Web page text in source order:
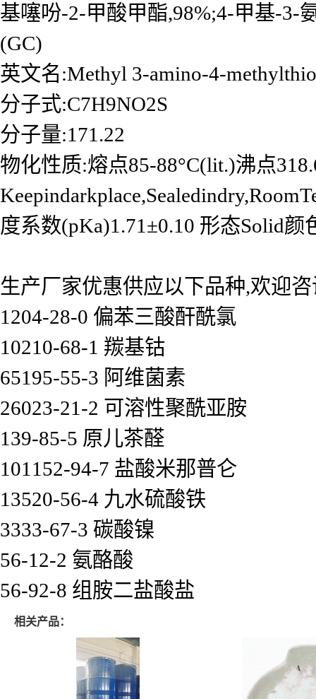
基噻吩-2-甲酸甲酯,98%;4-甲基-3-
(GC)
英文名:Methyl 3-amino-4-
分子式:C7H9NO2S
分子量:171.22
物化性质:熔点85-88°C(lit.)沸点
度系数(pKa)1.71±0.10 形态Solid
生产厂家优惠供应以下品种,欢迎
1204-28-0 偏苯三酸酐酰氯
10210-68-1 羰基钴
65195-55-3 阿维菌素
26023-21-2 可溶性聚酰亚胺
139-85-5 原儿茶醛
101152-94-7 盐酸米那普仑
13520-56-4 九水硫酸铁
3333-67-3 碳酸镍
56-12-2 氨酪酸
56-92-8 组胺二盐酸盐
相关产品：